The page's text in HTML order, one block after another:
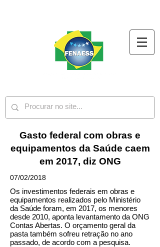
Gasto federal com obras e
equipamentos da Saúde caem
em 2017, diz ONG
07/02/2018
Os investimentos federais em obras e
equipamentos realizados pelo Ministério
da Saúde foram, em 2017, os menores
desde 2010, aponta levantamento da ONG
Contas Abertas. O orçamento geral da
pasta também sofreu retração no ano
passado, de acordo com a pesquisa.